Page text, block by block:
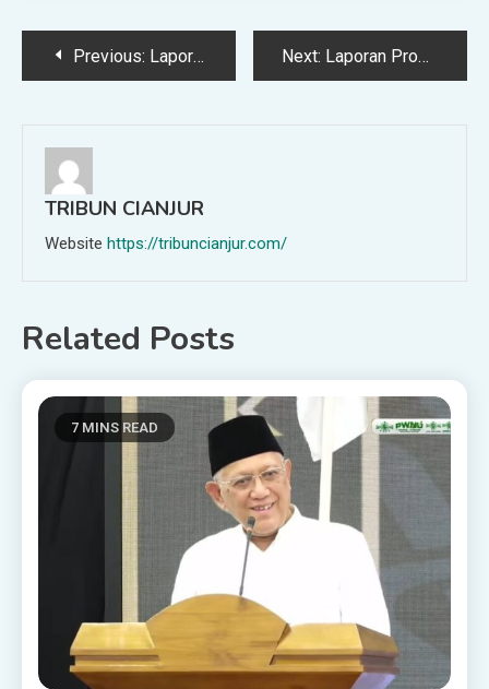
PostPrevious: Laporan Produksi Yufid Bulan Februari 2025 Next: Laporan Produksi Yufid Bulan April 2025
TRIBUN CIANJUR
Website https://tribuncianjur.com/
Related Posts
7 MINS READ